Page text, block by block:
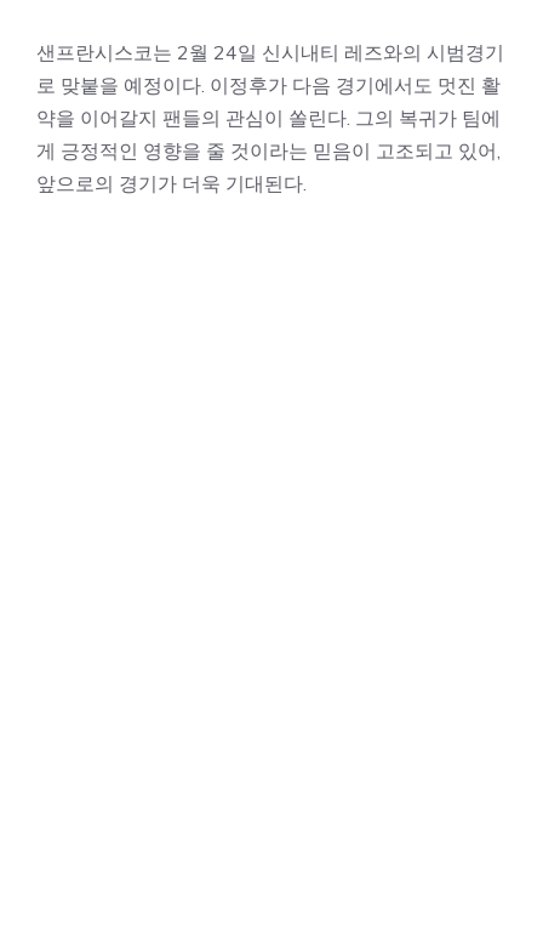
샌프란시스코는 2월 24일 신시내티 레즈와의 시범경기
로 맞붙을 예정이다. 이정후가 다음 경기에서도 멋진 활
약을 이어갈지 팬들의 관심이 쏠린다. 그의 복귀가 팀에
게 긍정적인 영향을 줄 것이라는 믿음이 고조되고 있어,
앞으로의 경기가 더욱 기대된다.